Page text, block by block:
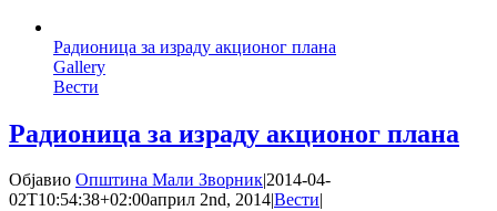
Радионица за израду акционог плана
Gallery
Вести
Радионица за израду акционог плана
Објавио Општина Мали Зворник|2014-04-
02T10:54:38+02:00април 2nd, 2014|Вести|